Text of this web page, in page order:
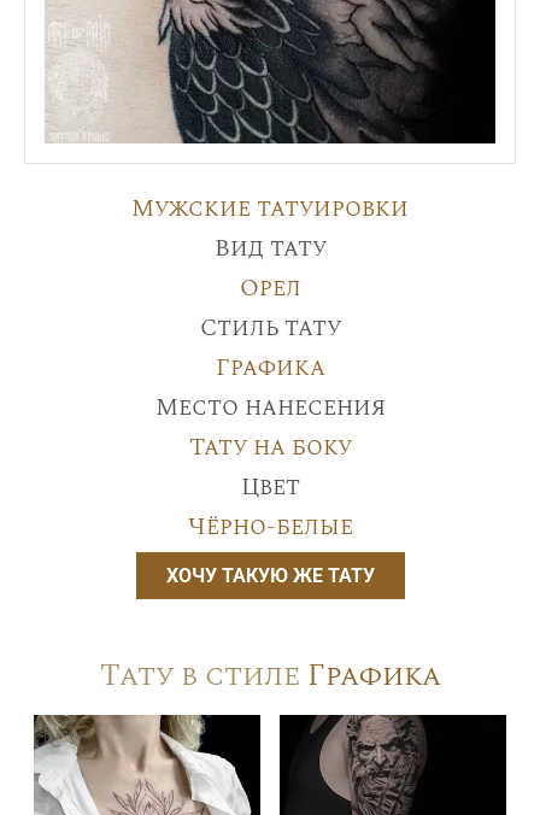
Мужские татуировки
Вид тату
Орел
Стиль тату
Графика
Место нанесения
Тату на боку
Цвет
Чёрно-белые
ХОЧУ ТАКУЮ ЖЕ ТАТУ
Тату в стиле Графика